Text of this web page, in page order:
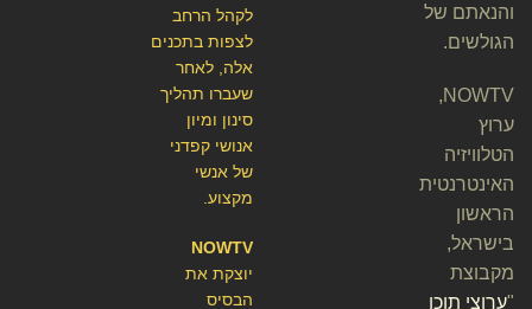
לקהל הרחב
לצפות בתכנים
אלה, לאחר
שעברו תהליך
סינון ומיון
אנושי קפדני
של אנשי
מקצוע.
NOWTV
יוצקת את
הבסיס
והנאתם של
הגולשים.
NOWTV,
ערוץ
הטלוויזיה
האינטרנטית
הראשון
בישראל,
מקבוצת
ערוצי תוכן